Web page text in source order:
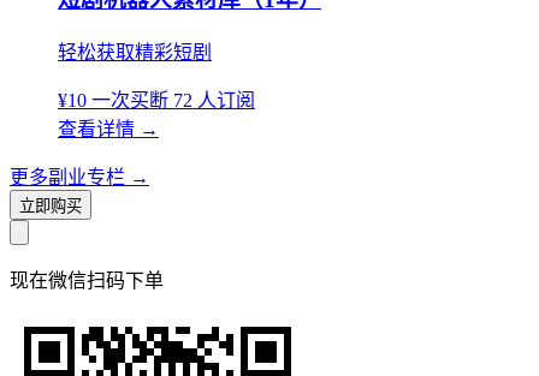
轻松获取精彩短剧
¥10 一次买断 72 人订阅
查看详情 →
更多副业专栏 →
立即购买
现在微信扫码下单